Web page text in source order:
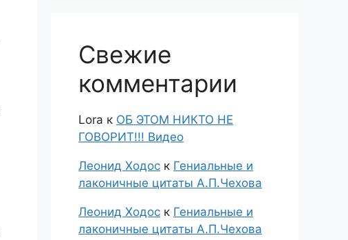
Свежие
комментарии
Lora к ОБ ЭТОМ НИКТО НЕ
ГОВОРИТ!!! Видео
Леонид Ходос к Гениальные и
лаконичные цитаты А.П.Чехова
Леонид Ходос к Гениальные и
лаконичные цитаты А.П.Чехова